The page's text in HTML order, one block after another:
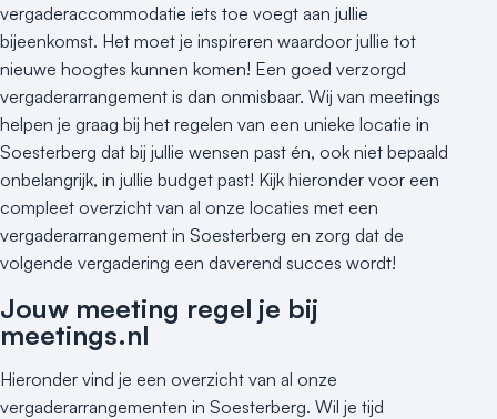
vergaderaccommodatie iets toe voegt aan jullie
bijeenkomst. Het moet je inspireren waardoor jullie tot
nieuwe hoogtes kunnen komen! Een goed verzorgd
vergaderarrangement is dan onmisbaar. Wij van meetings
helpen je graag bij het regelen van een unieke locatie in
Soesterberg dat bij jullie wensen past én, ook niet bepaald
onbelangrijk, in jullie budget past! Kijk hieronder voor een
compleet overzicht van al onze locaties met een
vergaderarrangement in Soesterberg en zorg dat de
volgende vergadering een daverend succes wordt!
Jouw meeting regel je bij
meetings.nl
Hieronder vind je een overzicht van al onze
vergaderarrangementen in Soesterberg. Wil je tijd